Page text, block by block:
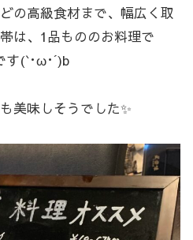
の高級食材まで、幅広く取
は、1品もののお料理で
す(`･ω･´)b
美味しそうでした✨